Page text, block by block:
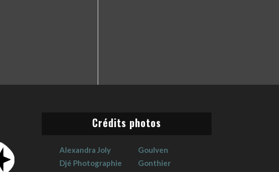
Crédits photos
Alexandra Joly
Djé Photographie
Goulven
Gonthier